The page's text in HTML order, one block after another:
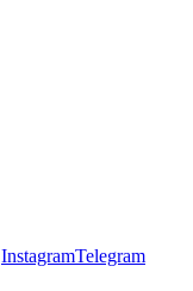
InstagramTelegram